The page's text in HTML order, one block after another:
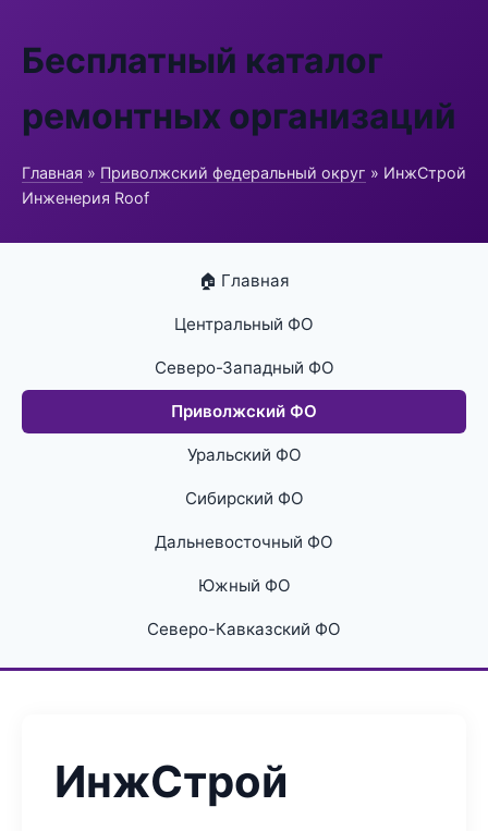
Бесплатный каталог
ремонтных организаций
Главная » Приволжский федеральный округ » ИнжСтрой
Инженерия Roof
🏠 Главная
Центральный ФО
Северо-Западный ФО
Приволжский ФО
Уральский ФО
Сибирский ФО
Дальневосточный ФО
Южный ФО
Северо-Кавказский ФО
ИнжСтрой